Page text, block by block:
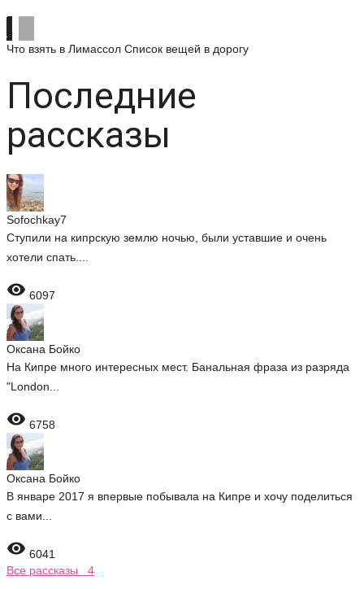
Что взять в Лимассол Список вещей в дорогу
Последние
рассказы
Sofochkay7
Ступили на кипрскую землю ночью, были уставшие и очень
хотели спать....
 6097
Оксана Бойко
На Кипре много интересных мест. Банальная фраза из разряда
"London...
 6758
Оксана Бойко
В январе 2017 я впервые побывала на Кипре и хочу поделиться
с вами...
 6041
Все рассказы 4